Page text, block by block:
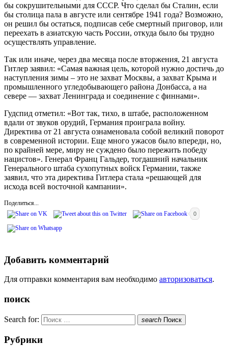
бы сокрушительными для СССР. Что сделал бы Сталин, если
бы столица пала в августе или сентябре 1941 года? Возможно,
он решил бы остаться, подписав себе смертный приговор, или
переехать в азиатскую часть России, откуда было бы трудно
осуществлять управление.
Так или иначе, через два месяца после вторжения, 21 августа
Гитлер заявил: «Самая важная цель, которой нужно достичь до
наступления зимы – это не захват Москвы, а захват Крыма и
промышленного угледобывающего района Донбасса, а на
севере — захват Ленинграда и соединение с финнами».
Гудспид отметил: «Вот так, тихо, в штабе, расположенном
вдали от звуков орудий, Германия проиграла войну.
Директива от 21 августа ознаменовала собой великий поворот
в современной истории. Еще много ужасов было впереди, но,
по крайней мере, миру не суждено было пережить победу
нацистов». Генерал Франц Гальдер, тогдашний начальник
Генерального штаба сухопутных войск Германии, также
заявил, что эта директива Гитлера стала «решающей для
исхода всей восточной кампании».
Поделиться...
0
Добавить комментарий
Для отправки комментария вам необходимо авторизоваться.
поиск
Search for: search Поиск
Рубрики